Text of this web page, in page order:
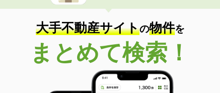
大手不動産サイトの物件を
まとめて検索！